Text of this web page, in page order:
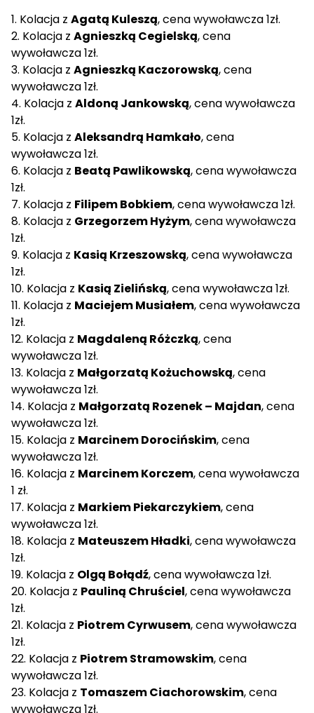
1. Kolacja z Agatą Kuleszą, cena wywoławcza 1zł.
2. Kolacja z Agnieszką Cegielską, cena
wywoławcza 1zł.
3. Kolacja z Agnieszką Kaczorowską, cena
wywoławcza 1zł.
4. Kolacja z Aldoną Jankowską, cena wywoławcza
1zł.
5. Kolacja z Aleksandrą Hamkało, cena
wywoławcza 1zł.
6. Kolacja z Beatą Pawlikowską, cena wywoławcza
1zł.
7. Kolacja z Filipem Bobkiem, cena wywoławcza 1zł.
8. Kolacja z Grzegorzem Hyżym, cena wywoławcza
1zł.
9. Kolacja z Kasią Krzeszowską, cena wywoławcza
1zł.
10. Kolacja z Kasią Zielińską, cena wywoławcza 1zł.
11. Kolacja z Maciejem Musiałem, cena wywoławcza
1zł.
12. Kolacja z Magdaleną Różczką, cena
wywoławcza 1zł.
13. Kolacja z Małgorzatą Kożuchowską, cena
wywoławcza 1zł.
14. Kolacja z Małgorzatą Rozenek – Majdan, cena
wywoławcza 1zł.
15. Kolacja z Marcinem Dorocińskim, cena
wywoławcza 1zł.
16. Kolacja z Marcinem Korczem, cena wywoławcza
1 zł.
17. Kolacja z Markiem Piekarczykiem, cena
wywoławcza 1zł.
18. Kolacja z Mateuszem Hładki, cena wywoławcza
1zł.
19. Kolacja z Olgą Bołądź, cena wywoławcza 1zł.
20. Kolacja z Pauliną Chruściel, cena wywoławcza
1zł.
21. Kolacja z Piotrem Cyrwusem, cena wywoławcza
1zł.
22. Kolacja z Piotrem Stramowskim, cena
wywoławcza 1zł.
23. Kolacja z Tomaszem Ciachorowskim, cena
wywoławcza 1zł.